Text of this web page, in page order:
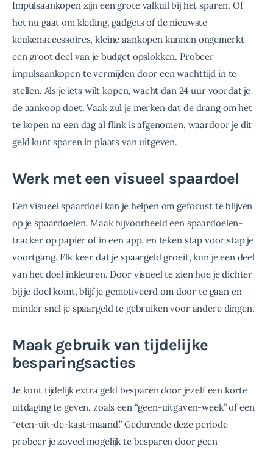
Impulsaankopen zijn een grote valkuil bij het sparen. Of
het nu gaat om kleding, gadgets of de nieuwste
keukenaccessoires, kleine aankopen kunnen ongemerkt
een groot deel van je budget opslokken. Probeer
impulsaankopen te vermijden door een wachttijd in te
stellen. Als je iets wilt kopen, wacht dan 24 uur voordat je
de aankoop doet. Vaak zul je merken dat de drang om het
te kopen na een dag al flink is afgenomen, waardoor je dit
geld kunt sparen in plaats van uitgeven.
Werk met een visueel spaardoel
Een visueel spaardoel kan je helpen om gefocust te blijven
op je spaardoelen. Maak bijvoorbeeld een spaardoelen-
tracker op papier of in een app, en teken stap voor stap je
voortgang. Elk keer dat je spaargeld groeit, kun je een deel
van het doel inkleuren. Door visueel te zien hoe je dichter
bij je doel komt, blijf je gemotiveerd om door te gaan en
minder snel je spaargeld te gebruiken voor andere dingen.
Maak gebruik van tijdelijke
besparingsacties
Je kunt tijdelijk extra geld besparen door jezelf een korte
uitdaging te geven, zoals een “geen-uitgaven-week” of een
“eten-uit-de-kast-maand.” Gedurende deze periode
probeer je zoveel mogelijk te besparen door geen